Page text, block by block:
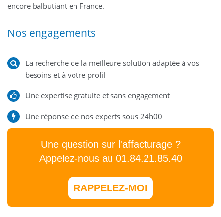
encore balbutiant en France.
Nos engagements
La recherche de la meilleure solution adaptée à vos
besoins et à votre profil
Une expertise gratuite et sans engagement
Une réponse de nos experts sous 24h00
Une question sur l'affacturage ?
Appelez-nous au 01.84.21.85.40
RAPPELEZ-MOI